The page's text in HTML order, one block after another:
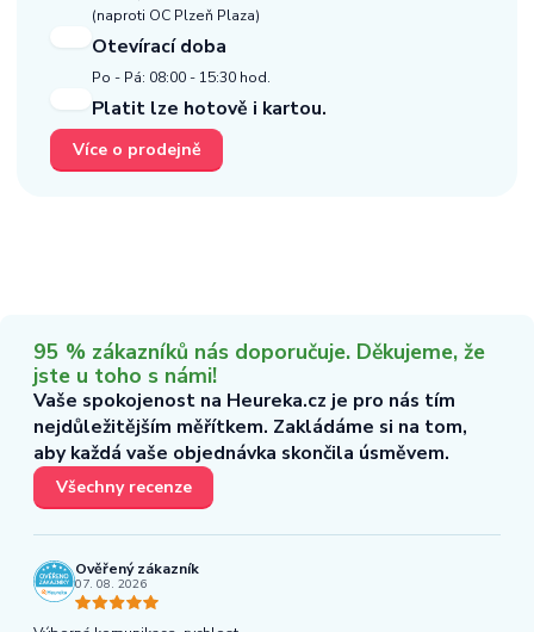
(naproti OC Plzeň Plaza)
Otevírací doba
Po - Pá: 08:00 - 15:30 hod.
Platit lze hotově i kartou.
Více o prodejně
95 % zákazníků nás doporučuje. Děkujeme, že
jste u toho s námi!
Vaše spokojenost na Heureka.cz je pro nás tím
nejdůležitějším měřítkem. Zakládáme si na tom,
aby každá vaše objednávka skončila úsměvem.
Všechny recenze
Ověřený zákazník
07. 08. 2026